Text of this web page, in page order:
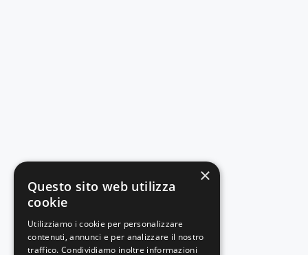
×
Questo sito web utilizza
cookie
Utilizziamo i cookie per personalizzare
contenuti, annunci e per analizzare il nostro
traffico. Condividiamo inoltre informazioni